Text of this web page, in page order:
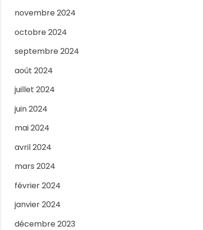
novembre 2024
octobre 2024
septembre 2024
août 2024
juillet 2024
juin 2024
mai 2024
avril 2024
mars 2024
février 2024
janvier 2024
décembre 2023